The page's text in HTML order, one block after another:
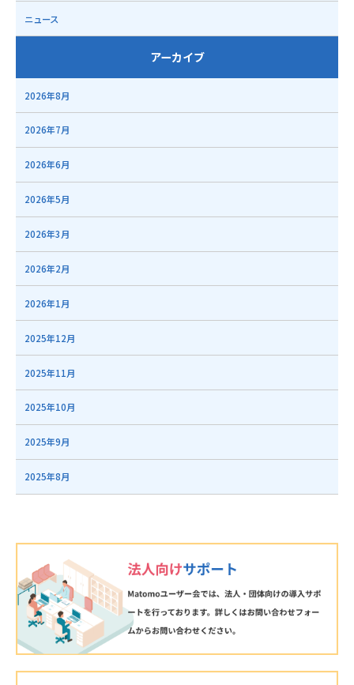
ニュース
アーカイブ
2026年8月
2026年7月
2026年6月
2026年5月
2026年3月
2026年2月
2026年1月
2025年12月
2025年11月
2025年10月
2025年9月
2025年8月